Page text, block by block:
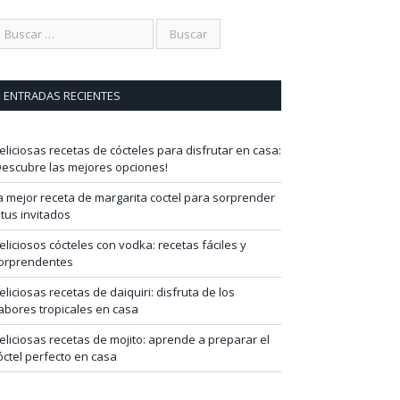
ENTRADAS RECIENTES
recetas de cócteles para disfrutar en casa:
las mejores opciones!
mejor receta de margarita coctel para sorprender
invitados
cócteles con vodka: recetas fáciles y
recetas de daiquiri: disfruta de los
tropicales en casa
recetas de mojito: aprende a preparar el
perfecto en casa